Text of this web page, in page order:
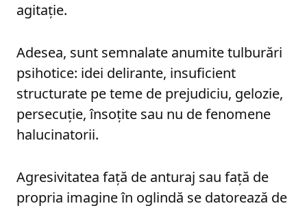
agitaţie.
Adesea, sunt semnalate anumite tulburări
psihotice: idei delirante, insuficient
structurate pe teme de prejudiciu, gelozie,
persecuţie, însoţite sau nu de fenomene
halucinatorii.
Agresivitatea faţă de anturaj sau faţă de
propria imagine în oglindă se datorează de